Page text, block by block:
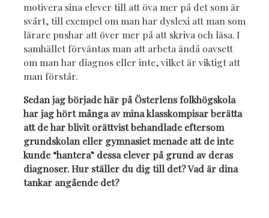
motivera sina elever till att öva mer på det som är
svårt, till exempel om man har dyslexi att man som
lärare pushar att över mer på att skriva och läsa. I
samhället förväntas man att arbeta ändå oavsett
om man har diagnos eller inte, vilket är viktigt att
man förstår.
Sedan jag började här på Österlens folkhögskola
har jag hört många av mina klasskompisar berätta
att de har blivit orättvist behandlade eftersom
grundskolan eller gymnasiet menade att de inte
kunde “hantera” dessa elever på grund av deras
diagnoser. Hur ställer du dig till det? Vad är dina
tankar angående det?